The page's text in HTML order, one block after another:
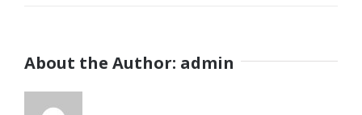
About the Author: admin